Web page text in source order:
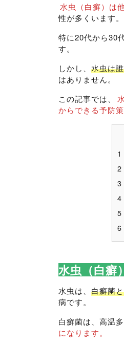
水虫（白癬）は
性が多くいます。
特に20代から30
す。
しかし、 水虫は
はありません。
この記事では、
からできる予防策
1
2
3
4
5
6
水虫（白癬
水虫は、 白癬菌
病です。
白癬菌は、高温
になります。